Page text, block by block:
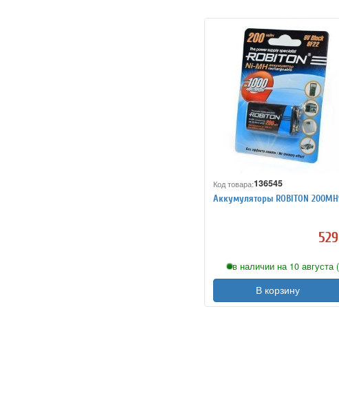
Код товара:136545
Аккумуляторы ROBITON
в наличии на 10 августа
В корзину